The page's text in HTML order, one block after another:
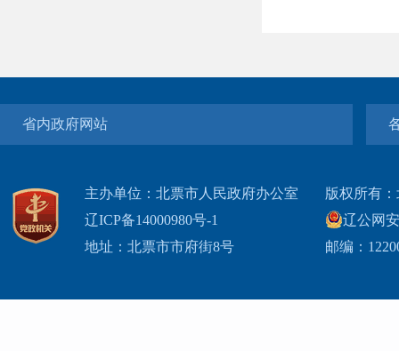
省内政府网站
主办单位：北票市人民政府办公室
辽ICP备14000980号-1
地址：北票市市府街8号
版权所有
辽公网
邮编：